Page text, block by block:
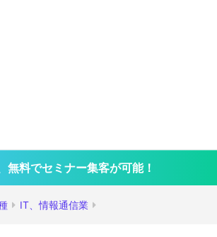
無料でセミナー集客が可能！
IT、情報通信業